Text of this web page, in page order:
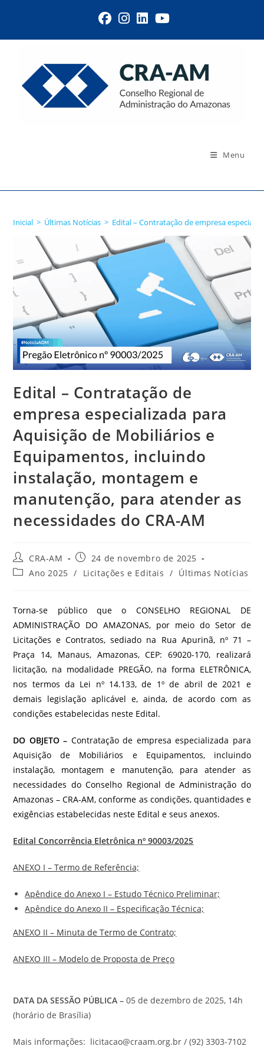
Menu
Inicial > Últimas Notícias > Edital – Contratação de empresa
Edital – Contratação de
empresa especializada para
Aquisição de Mobiliários e
Equipamentos, incluindo
instalação, montagem e
manutenção, para atender as
necessidades do CRA-AM
CRA-AM
24 de novembro de 2025
Ano 2025 / Licitações e Editais / Últimas Notícias
Torna-se público que o CONSELHO REGIONAL DE
ADMINISTRAÇÃO DO AMAZONAS, por meio do Setor de
Licitações e Contratos, sediado na Rua Apurinã, nº 71 –
Praça 14, Manaus, Amazonas, CEP: 69020-170, realizará
licitação, na modalidade PREGÃO, na forma ELETRÔNICA,
nos termos da Lei nº 14.133, de 1º de abril de 2021 e
demais legislação aplicável e, ainda, de acordo com as
condições estabelecidas neste Edital.
DO OBJETO – Contratação de empresa especializada para
Aquisição de Mobiliários e Equipamentos, incluindo
instalação, montagem e manutenção, para atender as
necessidades do Conselho Regional de Administração do
Amazonas – CRA-AM, conforme as condições, quantidades e
exigências estabelecidas neste Edital e seus anexos.
Edital Concorrência Eletrônica nº 90003/2025
ANEXO I – Termo de Referência;
Apêndice do Anexo I – Estudo Técnico Preliminar;
Apêndice do Anexo II – Especificação Técnica;
ANEXO II – Minuta de Termo de Contrato;
ANEXO III – Modelo de Proposta de Preço
DATA DA SESSÃO PÚBLICA –05 de dezembro de 2025, 14h
(horário de Brasília)
Mais informações: licitacao@craam.org.br / (92) 3303-7102